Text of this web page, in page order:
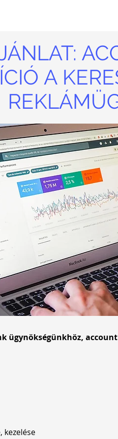
A
ügynökségünkhöz,
kezelése